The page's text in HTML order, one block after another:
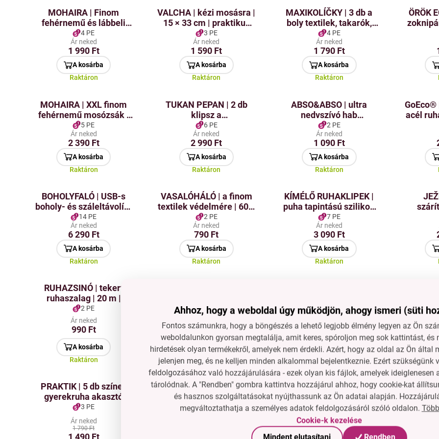
MOHAIRA | Finom
fehérnemű és lábbeli
mosóhengere | Tartós
szendvics háló és cipzár
| 22 × 33 cm
4 PE
Ár neked
1 990 Ft
A kosárba
Raktáron
VALCHA | kézi mosásra |
15 × 33 cm | praktikus
mini segédeszköz
3 PE
Ár neked
1 590 Ft
A kosárba
Raktáron
MAXIKOLÍČKY | 3 db a
boly textilek, takarók,
takarók,
strandtörölközők és
napozóágyakhoz.
4 PE
Ár neked
1 790 Ft
A kosárba
Raktáron
ÖRÖK
MOHAIRA | XXL finom
fehérnemű mosózsák |
szendvics háló & cipzár |
47 × 60 cm
5 PE
Ár neked
2 390 Ft
A kosárba
Raktáron
TUKAN PEPAN | 2 db
klipsz a
strandtörölközőkhöz és
napozóágyakhoz
6 PE
Ár neked
2 990 Ft
A kosárba
Raktáron
ABSO&ABSO | ultra
nedvszívó hab
törlőkendő
folyadékokhoz |
28,5 × 28,5 cm
2 PE
Ár neked
1 090 Ft
A kosárba
Raktáron
acél
db |
BOHOLYFALÓ | USB-s
boholy- és száleltávolító
| újratölthető
textilborotva
csatlakozóval | fekete
14 PE
Ár neked
6 290 Ft
A kosárba
Raktáron
VASALÓHÁLÓ | a finom
textilek védelmére | 60 ×
40 cm
2 PE
Ár neked
790 Ft
A kosárba
Raktáron
KÍMÉLŐ RUHAKLIPEK |
puha tapintású szilikon
& kosár | 24 db | finom
rögzítés
7 PE
Ár neked
3 090 Ft
A kosárba
Raktáron
helyett
db | a
RUHAZSINÓ | tekert
ruhaszalag | 20 m |
polipropilén
2 PE
Ár neked
990 Ft
A kosárba
Raktáron
2 PE
Ár neked
1 690 Ft
1 090 Ft
A kosárba
Raktáron
haj és szennyeződések
eltávolítására | 25 cm
4 PE
1 790 Ft
A kosárba
Raktáron
|
PRAKTIK | 5 db színes
gyerekruha akasztó
változatos színekben
3 PE
Ár neked
1 790 Ft
1 490 Ft
GENIUS | 5 db
összecsukható vállfa
pullók, garbók és blúzok
6 PE
BOHOLYFALÓ | USB-s
boholy- és száleltávolító
| újratölthető
textilborotva
csatlakozóval | lila
14 PE
Ár neked
6 290 Ft
masszív
csíkkal
Ahhoz, hogy a weboldal úgy működjön, ahogy ismeri (süti
Fontos számunkra, hogy a böngészés a lehető legjobb élmény legyen az Ön
weboldalunkon gyorsan megtalálja, amit keres, spóroljon meg sok kattintást, és
hirdetések olyan termékekről, amelyek nem érdekli. Azért, hogy az oldal az Ön által
jelenjen meg, és ne kelljen minden alkalommal bejelentkeznie. Ezért szükségünk
feldolgozásához való hozzájárulására - ezek olyan kis fájlok, amelyek ideiglenesen
tárolódnak. A "Rendben" gombra kattintva hozzájárul ahhoz, hogy cookie-kat
és hasznos szolgáltatásokat nyújthassunk az Ön adatai alapján.
megváltoztathatja a személyes adatok feldolgozásáról szóló oldalon.
Cookie-k kezelése